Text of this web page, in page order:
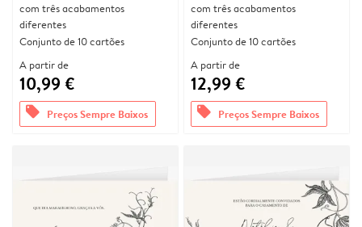
com três acabamentos
diferentes
Conjunto de 10 cartões
A partir de
10,99 €
offers Preços Sempre Baixos
com três acabamentos
diferentes
Conjunto de 10 cartões
A partir de
12,99 €
offers Preços Sempre Baixos